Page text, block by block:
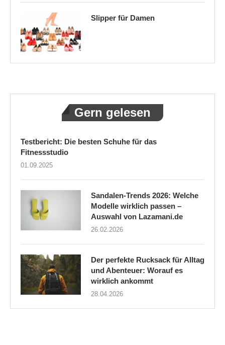
Slipper für Damen
Gern gelesen
Testbericht: Die besten Schuhe für das
Fitnessstudio
01.09.2025
Sandalen-Trends 2026: Welche
Modelle wirklich passen –
Auswahl von Lazamani.de
26.02.2026
Der perfekte Rucksack für Alltag
und Abenteuer: Worauf es
wirklich ankommt
28.04.2026